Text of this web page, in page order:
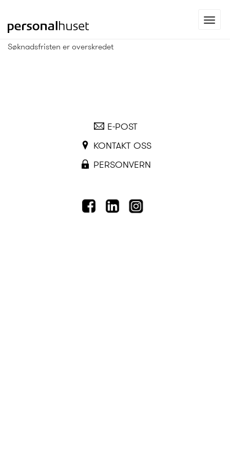
til
forsiden
Søknadsfristen er overskredet
E-POST
KONTAKT OSS
PERSONVERN
FACEBOOK
LINKEDIN